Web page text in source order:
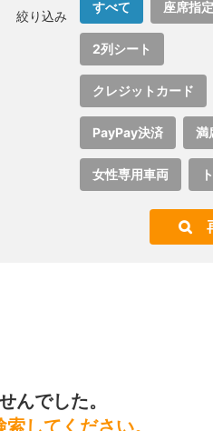
絞り込み
すべて 座席指
2列シート
クレジットカード
PayPay決済 満
女性専用車両
んでした。
してください。